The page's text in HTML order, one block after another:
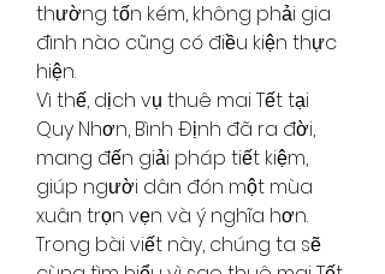
thường tốn kém, không phải gia
đình nào cũng có điều kiện thực
hiện.
Vì thế, dịch vụ thuê mai Tết tại
Quy Nhơn, Bình Định đã ra đời,
mang đến giải pháp tiết kiệm,
giúp người dân đón một mùa
xuân trọn vẹn và ý nghĩa hơn.
Trong bài viết này, chúng ta sẽ